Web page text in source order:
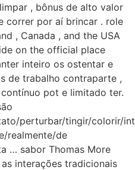
, bônus de alto valor
correr por aí brincar . role
, Canada , and the USA
on the official place
inteiro os ostentar e
de trabalho contraparte ,
pot e limitado ter.
perturbar/tingir/colorir/
realmente/de
… sabor Thomas More
interações tradicionais